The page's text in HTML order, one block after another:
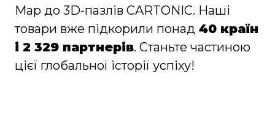
Map до 3D-пазлів CARTONIC. Наші
товари вже підкорили понад 40 країн
і 2 329 партнерів. Станьте частиною
цієї глобальної історії успіху!